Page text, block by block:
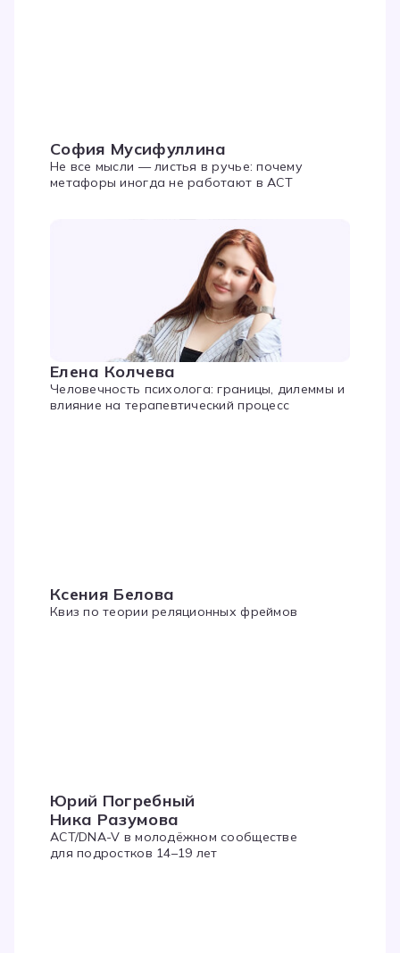
София Мусифуллина
Не все мысли — листья в ручье: почему
метафоры иногда не работают в ACT
Елена Колчева
Человечность психолога: границы, дилеммы и
влияние на терапевтический процесс
Ксения Белова
Квиз по теории реляционных фреймов
Юрий Погребный
Ника Разумова
ACT/DNA-V в молодёжном сообществе
для подростков 14–19 лет